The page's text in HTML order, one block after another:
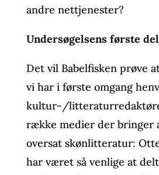
andre nettjenester?
Undersøgelsens første
Det vil Babelfisken prøve
vi har i første omgang
kultur-/
række medier der bringer
oversat skønlitteratur:
har været så venlige at